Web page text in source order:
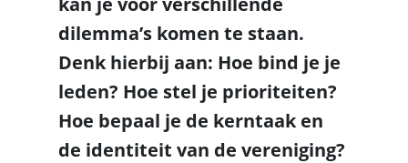
dilemma’s komen te staan.
Denk hierbij aan: Hoe bind je je
leden? Hoe stel je prioriteiten?
Hoe bepaal je de kerntaak en
de identiteit van de vereniging?